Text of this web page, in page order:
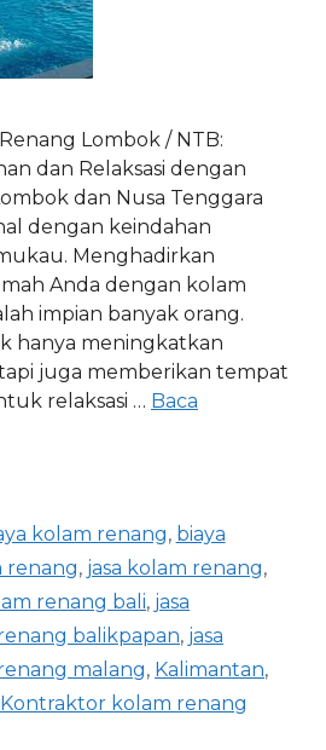
Lombok / NTB:
dan Relaksasi dengan
dan Nusa Tenggara
dengan keindahan
Menghadirkan
Anda dengan kolam
impian banyak orang.
hanya meningkatkan
juga memberikan tempat
relaksasi … Baca
kolam renang, biaya
renang, jasa kolam renang,
renang bali, jasa
balikpapan, jasa
malang, Kalimantan,
Kontraktor kolam renang